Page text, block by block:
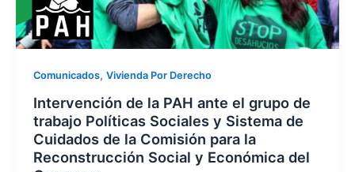
Comunicados, Vivienda Por Derecho
Intervención de la PAH ante el grupo de
trabajo Políticas Sociales y Sistema de
Cuidados de la Comisión para la
Reconstrucción Social y Económica del